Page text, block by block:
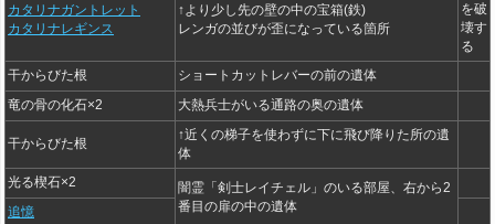
を破
壊す
る
カタリナガントレット
カタリナレギンス
↑より少し先の壁の中の宝箱(鉄)
レンガの並びが歪になっている箇所
干からびた根
ショートカットレバーの前の遺体
竜の骨の化石×2
大熱兵士がいる通路の奥の遺体
干からびた根
↑近くの梯子を使わずに下に飛び降りた所の遺
体
光る楔石×2
闇霊「剣士レイチェル」のいる部屋、右から2
番目の扉の中の遺体
追憶